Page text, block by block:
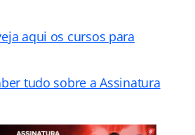
aqui os cursos para
tudo sobre a Assinatura